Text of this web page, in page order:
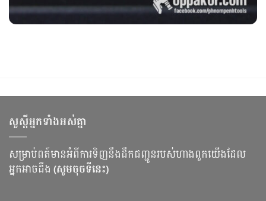
សួស្ដីអ្នកទាំងអស់គ្នា
សម្រាប់ពត៍មានអំពីការទិញនឹងដឹកជញ្ជូនរបស់ហាងពួកយើងដែល
អ្នកអាចដឹង (សូមចុចទីនេះ)